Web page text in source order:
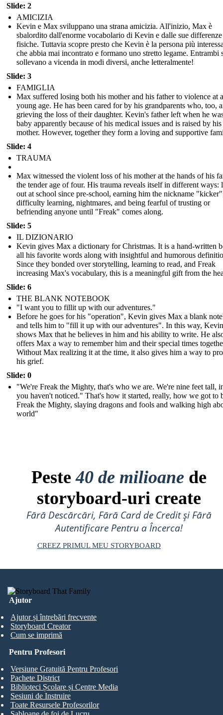
Slide: 2
AMICIZIA
Kevin e Max sviluppano una strana amicizia. All'inizio, Max è
sbalordito dall'enorme vocabolario di Kevin e dalle sue differenze
fisiche. Tuttavia scopre presto che Kevin è la persona più
che abbia mai incontrato e formano uno stretto legame. Entrambi
sollevano a vicenda in modi diversi, anche letteralmente!
Slide: 3
FAMIGLIA
Max suffered losing both his mother and his father to violence at a
young age. He has been cared for by his grandparents who, too,
grieving the loss of their daughter. Kevin's father left when he
baby apparently because of his medical issues and is raised by
mother. However, together they form a loving and supportive
Slide: 4
TRAUMA
Max witnessed the violent loss of his mother at the hands of his
the tender age of four. His trauma reveals itself in different ways:
out at school since pre-school, earning him the nickname
difficulty learning, nightmares, and being fearful of trusting or
befriending anyone until "Freak" comes along.
Slide: 5
IL DIZIONARIO
Kevin gives Max a dictionary for Christmas. It is a hand-written
all his favorite words along with insightful and humorous
Since they bonded over storytelling, learning to read, and Freak
increasing Max's vocabulary, this is a meaningful gift from the
Slide: 6
THE BLANK NOTEBOOK
"I want you to fillit up with our adventures."
Before he goes for his "operation", Kevin gives Max a blank
and tells him to "fill it up with our adventures". In this way, Kevin
shows Max that he believes in him and his ability to write. He
offers Max a way to remember him and their special times
Without Max realizing it at the time, it also gives him a way to
his grief.
Slide: 0
"We're Freak the Mighty, that's who we are. We're nine feet tall,
you haven't noticed." That's how it started, really, how we got to
Freak the Mighty, slaying dragons and fools and walking high
world"
Peste40 de milioane de
storyboard-uri create
Fără Descărcări, Fără Card de Credit și Fără
Autentificare Pentru a Încerca!
CREEZ PRIMUL MEU STORYBOARD
Ajutor
Ajutor și întrebări frecvente
Storyboard Creator
Cum se imprimă
Pentru Profesori
Versiune Gratuită Pentru Profesori
Pachete District
Biblioteci Școlare și Centre Media
Sesiuni de Instruire
Toate Resursele Profesorilor